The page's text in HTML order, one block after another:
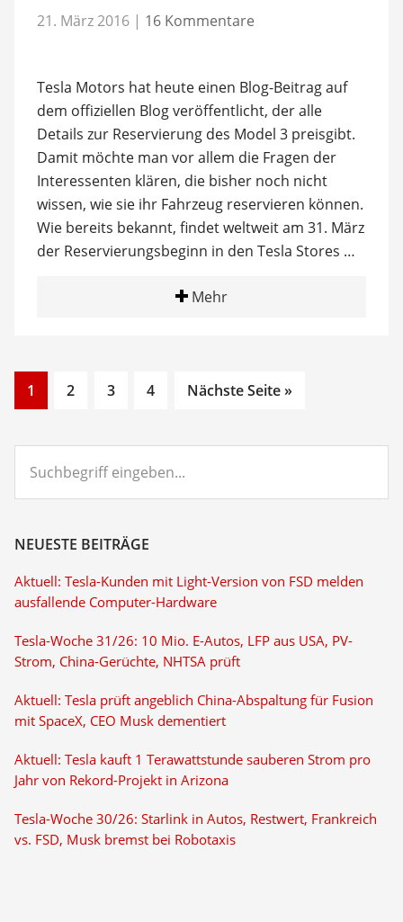
21. März 2016 | 16 Kommentare
Tesla Motors hat heute einen Blog-Beitrag auf
dem offiziellen Blog veröffentlicht, der alle
Details zur Reservierung des Model 3 preisgibt.
Damit möchte man vor allem die Fragen der
Interessenten klären, die bisher noch nicht
wissen, wie sie ihr Fahrzeug reservieren können.
Wie bereits bekannt, findet weltweit am 31. März
der Reservierungsbeginn in den Tesla Stores …
Mehr
Go
to
1
Go
2
Go
3
Go
4 Nächste Seite »
eingeben...
NEUESTE BEITRÄGE
Aktuell: Tesla-Kunden mit Light-Version von FSD melden
ausfallende Computer-Hardware
Tesla-Woche 31/26: 10 Mio. E-Autos, LFP aus USA, PV-
Strom, China-Gerüchte, NHTSA prüft
Aktuell: Tesla prüft angeblich China-Abspaltung für Fusion
mit SpaceX, CEO Musk dementiert
Aktuell: Tesla kauft 1 Terawattstunde sauberen Strom pro
Jahr von Rekord-Projekt in Arizona
Tesla-Woche 30/26: Starlink in Autos, Restwert, Frankreich
vs. FSD, Musk bremst bei Robotaxis